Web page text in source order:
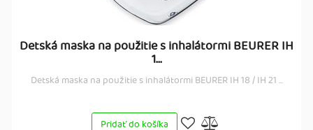
Detská maska na použitie s inhalátormi BEURER IH
1...
Detská maska na použitie s inhalátormi BEURER IH 18 / IH 21 ...
Pridať do košíka